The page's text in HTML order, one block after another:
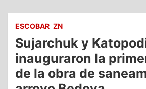
ESCOBAR ZN
Sujarchuk y
inauguraron la
de la obra de